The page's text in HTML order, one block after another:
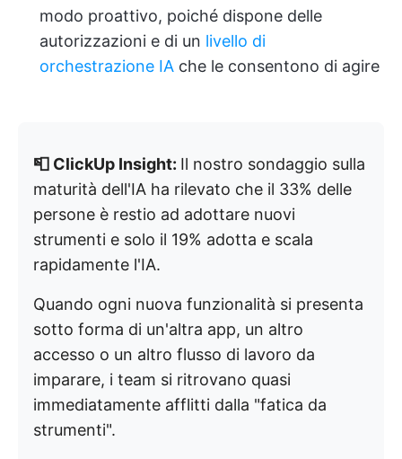
modo proattivo, poiché dispone delle
autorizzazioni e di un livello di
orchestrazione IA che le consentono di agire
📮 ClickUp Insight: Il nostro sondaggio sulla
maturità dell'IA ha rilevato che il 33% delle
persone è restio ad adottare nuovi
strumenti e solo il 19% adotta e scala
rapidamente l'IA.
Quando ogni nuova funzionalità si presenta
sotto forma di un'altra app, un altro
accesso o un altro flusso di lavoro da
imparare, i team si ritrovano quasi
immediatamente afflitti dalla "fatica da
strumenti".